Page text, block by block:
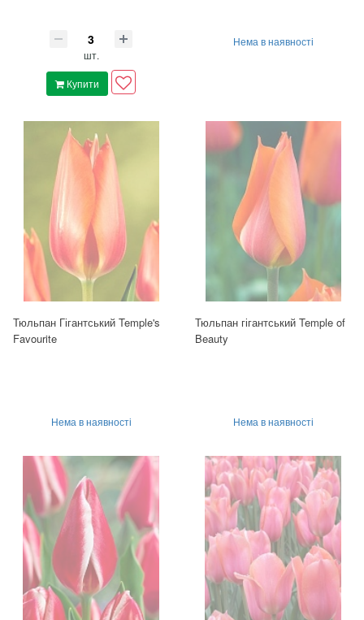
шт.
Купити
Нема в наявності
Тюльпан Гігантський Temple's
Favourite
Нема в наявності
Тюльпан гігантський Temple of
Beauty
Нема в наявності